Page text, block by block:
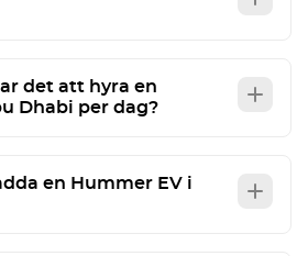
det att hyra en
Dhabi per dag?
en Hummer EV i